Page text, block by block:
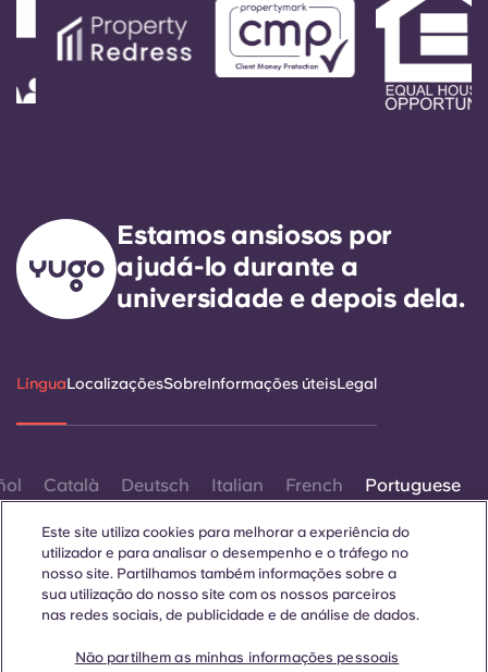
Deutsch
Italian
Estamos ansiosos por
ajudá-lo durante a
universidade e depois dela.
LínguaLocalizaçõesSobreInformações úteisLegal
Català Deutsch Italian French Portuguese
Este site utiliza cookies para melhorar a experiência do
utilizador e para analisar o desempenho e o tráfego no
nosso site. Partilhamos também informações sobre a
sua utilização do nosso site com os nossos parceiros
nas redes sociais, de publicidade e de análise de dados.
Não partilhem as minhas informações pessoais